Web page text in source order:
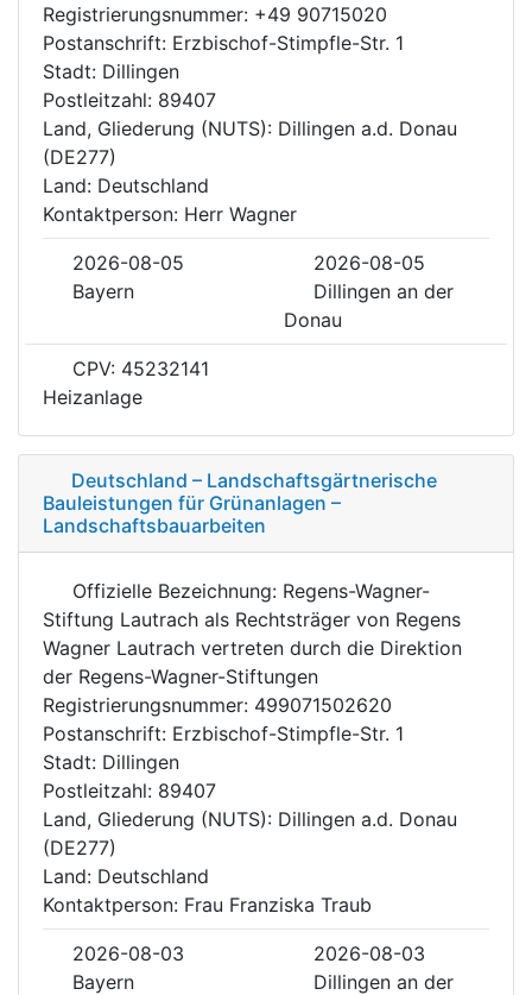
Registrierungsnummer: +49 90715020
Postanschrift: Erzbischof-Stimpfle-Str. 1
Stadt: Dillingen
Postleitzahl: 89407
Land, Gliederung (NUTS): Dillingen a.d. Donau
(DE277)
Land: Deutschland
Kontaktperson: Herr Wagner
2026-08-05
2026-08-05
Bayern
Dillingen an der
Donau
CPV: 45232141
Heizanlage
Deutschland – Landschaftsgärtnerische
Bauleistungen für Grünanlagen –
Landschaftsbauarbeiten
Offizielle Bezeichnung: Regens-Wagner-
Stiftung Lautrach als Rechtsträger von Regens
Wagner Lautrach vertreten durch die Direktion
der Regens-Wagner-Stiftungen
Registrierungsnummer: 499071502620
Postanschrift: Erzbischof-Stimpfle-Str. 1
Stadt: Dillingen
Postleitzahl: 89407
Land, Gliederung (NUTS): Dillingen a.d. Donau
(DE277)
Land: Deutschland
Kontaktperson: Frau Franziska Traub
2026-08-03
2026-08-03
Bayern
Dillingen an der